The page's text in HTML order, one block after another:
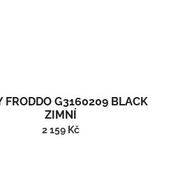
FRODDO G3160209 BLACK
ZIMNÍ
2 159 Kč